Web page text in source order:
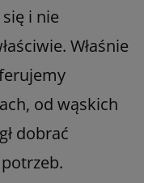
i nie
Właśnie
od wąskich
dobrać